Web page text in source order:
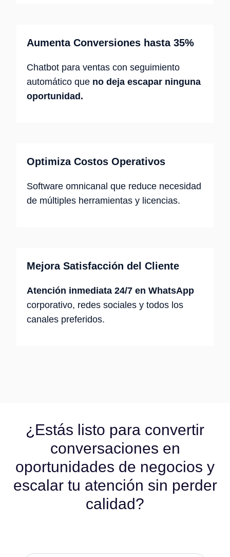
Aumenta Conversiones hasta 35%
Chatbot para ventas con seguimiento
automático que no deja escapar ninguna
oportunidad.
Optimiza Costos Operativos
Software omnicanal que reduce necesidad
de múltiples herramientas y licencias.
Mejora Satisfacción del Cliente
Atención inmediata 24/7 en WhatsApp
corporativo, redes sociales y todos los
canales preferidos.
¿Estás listo para convertir
conversaciones en
oportunidades de negocios y
escalar tu atención sin perder
calidad?